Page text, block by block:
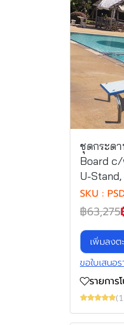
ชุดกระดา
Board
U-
SKU :
฿63,275
เพิ่มลงต
ขอใบเสนอร
รายการ